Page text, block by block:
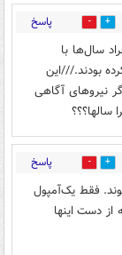
0 پاسخ
افراد سال‌ها با
بودند.///این
نیروهای آگاهی
سالها؟؟؟
0 پاسخ
فقط یک‌آمپول
از دست اینها